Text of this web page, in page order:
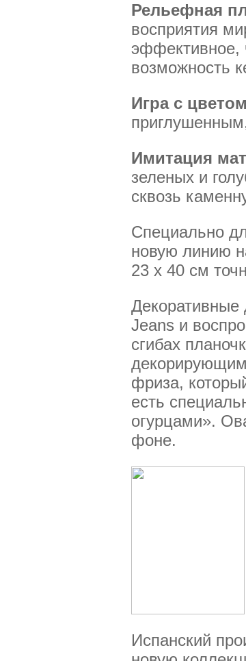
Рельефная
восприятия
эффективное,
возможность
Игра с
Имитация
зеленых и
сквозь
Специально
новую линию
23 x 40 см
Декоративные
Jeans и
сгибах
фриза,
есть
огурцами».
фоне.
Испанский